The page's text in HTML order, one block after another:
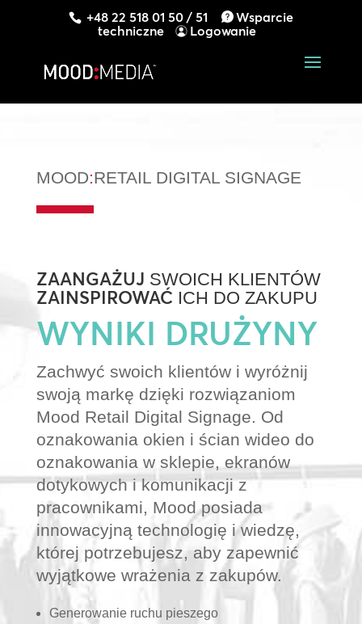
+48 22 518 01 50 / 51
Wsparcie
techniczne
Logowanie
MOOD:RETAIL DIGITAL SIGNAGE
ZAANGAŻUJ SWOICH KLIENTÓW
ZAINSPIROWAĆ ICH DO ZAKUPU
WYNIKI DRUŻYNY
Zachwyć swoich klientów i wyróżnij
swoją markę dzięki rozwiązaniom
Mood Retail Digital Signage. Od
oznakowania okien i ścian wideo do
oznakowania w sklepie, ekranów
dotykowych i komunikacji z
pracownikami, Mood posiada
innowacyjną technologię i wiedzę,
której potrzebujesz, aby zapewnić
wyjątkowe wrażenia z zakupów.
Generowanie ruchu pieszego